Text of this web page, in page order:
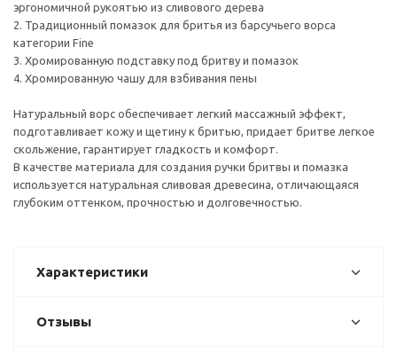
эргономичной рукоятью из сливового дерева
2. Традиционный помазок для бритья из барсучьего ворса
категории Fine
3. Хромированную подставку под бритву и помазок
4. Хромированную чашу для взбивания пены
Натуральный ворс обеспечивает легкий массажный эффект,
подготавливает кожу и щетину к бритью, придает бритве легкое
скольжение, гарантирует гладкость и комфорт.
В качестве материала для создания ручки бритвы и помазка
используется натуральная сливовая древесина, отличающаяся
глубоким оттенком, прочностью и долговечностью.
Характеристики
Отзывы